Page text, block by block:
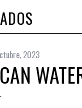
2023